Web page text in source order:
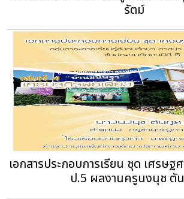
รัตม์
เอกสารประกอบการเรียน ชุด เศรษ
ป.5 ผลงานครูนงนุช ตั